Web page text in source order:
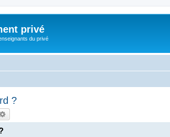
privé
du privé
?